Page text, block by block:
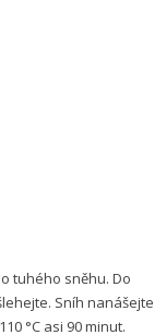
tuhého sněhu. Do
Sníh nanášejte
°C asi 90 minut.